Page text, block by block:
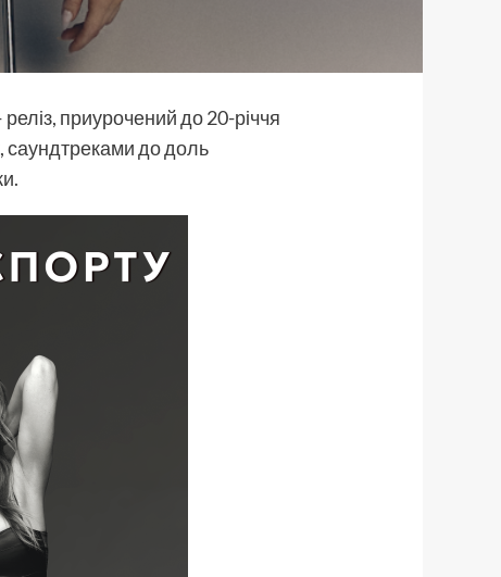
приурочений до 20-річчя
саундтреками до доль